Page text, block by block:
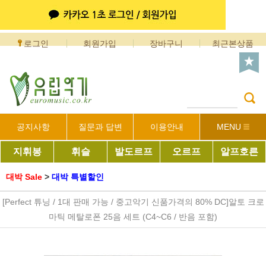
로그인 회원가입 장바구니 최근본상품
공지사항 질문과 답변 이용안내 MENU
지휘봉 휘슬 발도르프 오르프 알프호른
대박 Sale > 대박 특별할인
[Perfect 튜닝 / 1대 판매 가능 / 중고악기 신품가격의 80% DC]알토 크로
마틱 메탈로폰 25음 세트 (C4~C6 / 반음 포함)